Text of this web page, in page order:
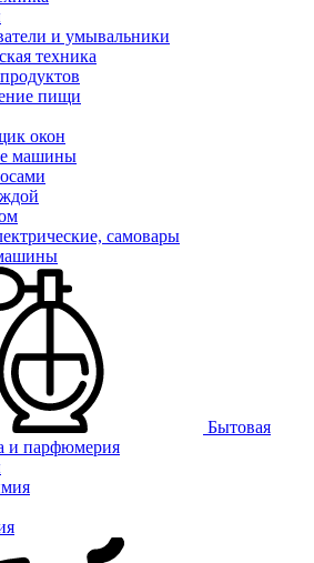
и умывальники
техника
пищи
окон
машины
самовары
Бытовая
и парфюмерия